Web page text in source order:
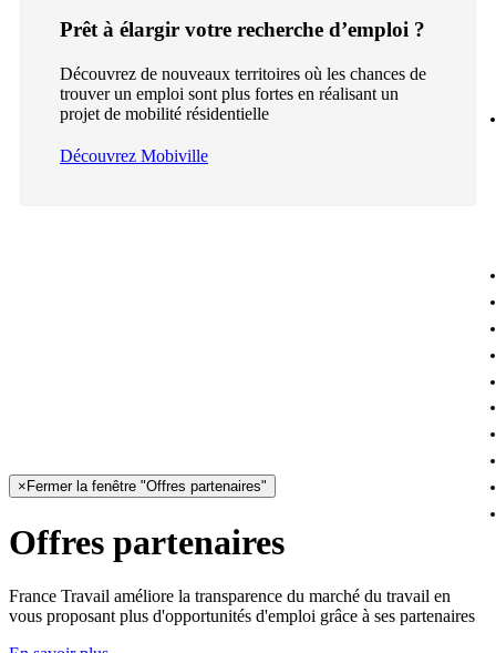
Prêt à élargir votre recherche d’emploi ?
Découvrez de nouveaux territoires où les chances de
trouver un emploi sont plus fortes en réalisant un
projet de mobilité résidentielle
Découvrez Mobiville
× Fermer la fenêtre "Offres partenaires"
Offres partenaires
France Travail améliore la transparence du marché du travail en
vous proposant plus d'opportunités d'emploi grâce à ses partenaires